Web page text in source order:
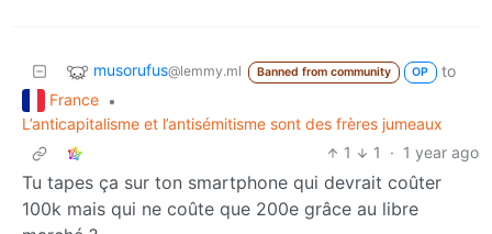
musorufus@lemmy.ml Banned from community OP
to
France •
L’anticapitalisme et l’antisémitisme sont des frères jumeaux
1
1 · 1 year ago
Tu tapes ça sur ton smartphone qui devrait coûter
100k mais qui ne coûte que 200e grâce au libre